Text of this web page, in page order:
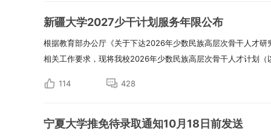
新疆大学2027少干计划服务年限公布
根据教育部办公厅《关于下达2026年少数民族高层次骨干人才
相关工作要求，现将我校2026年少数民族高层次骨干人才计划（
114 428
宁夏大学推免待录取通知10月18日前发送